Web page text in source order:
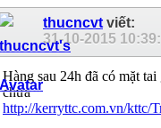
thucncvt viết:
31-10-2015
Hàng sau 24h đã có mặt
chưa
http://kerryttc.com.vn/kttc/